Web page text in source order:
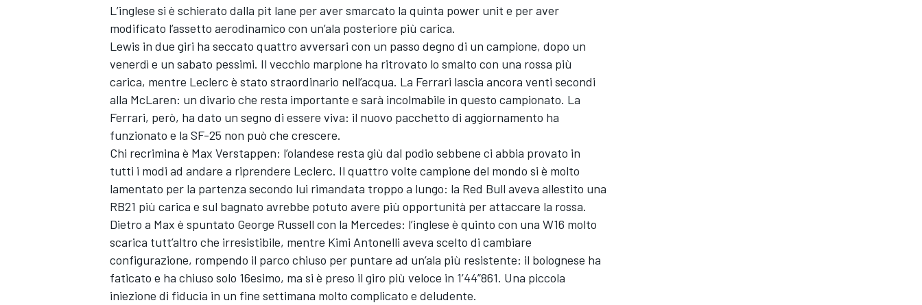
MONOMARCA
L’inglese si è schierato dalla pit lane per aver smarcato la quinta power unit e per aver
modificato l’assetto aerodinamico con un’ala posteriore più carica.
Lewis in due giri ha seccato quattro avversari con un passo degno di un campione, dopo un
venerdì e un sabato pessimi. Il vecchio marpione ha ritrovato lo smalto con una rossa più
carica, mentre Leclerc è stato straordinario nell’acqua. La Ferrari lascia ancora venti secondi
alla McLaren: un divario che resta importante e sarà incolmabile in questo campionato. La
Ferrari, però, ha dato un segno di essere viva: il nuovo pacchetto di aggiornamento ha
funzionato e la SF-25 non può che crescere.
Chi recrimina è Max Verstappen: l’olandese resta giù dal podio sebbene ci abbia provato in
tutti i modi ad andare a riprendere Leclerc. Il quattro volte campione del mondo si è molto
lamentato per la partenza secondo lui rimandata troppo a lungo: la Red Bull aveva allestito una
RB21 più carica e sul bagnato avrebbe potuto avere più opportunità per attaccare la rossa.
Dietro a Max è spuntato George Russell con la Mercedes: l’inglese è quinto con una W16 molto
scarica tutt’altro che irresistibile, mentre Kimi Antonelli aveva scelto di cambiare
configurazione, rompendo il parco chiuso per puntare ad un’ala più resistente: il bolognese ha
faticato e ha chiuso solo 16esimo, ma si è preso il giro più veloce in 1’44”861. Una piccola
iniezione di fiducia in un fine settimana molto complicato e deludente.